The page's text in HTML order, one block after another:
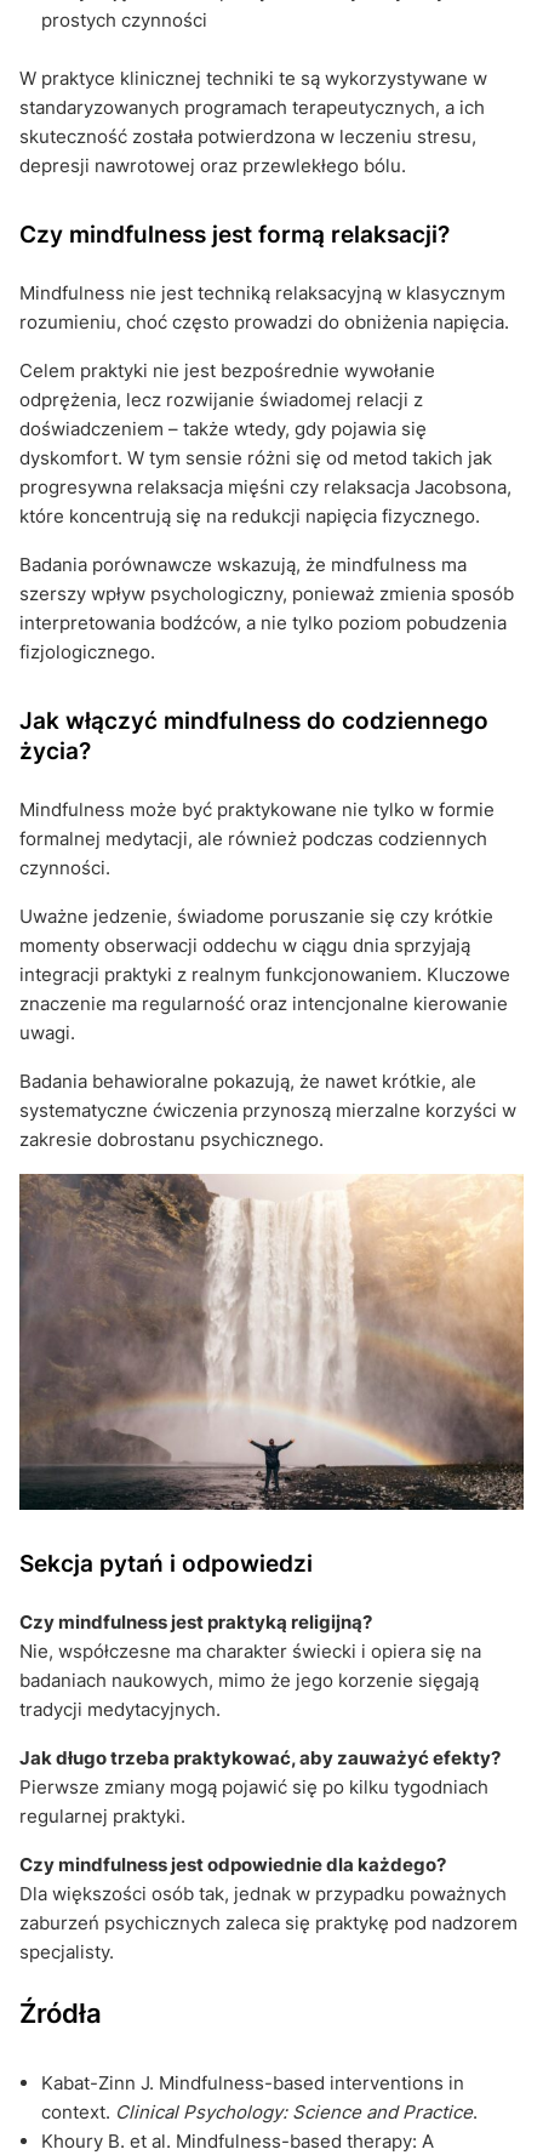
prostych czynności
W praktyce klinicznej techniki te są wykorzystywane w
standaryzowanych programach terapeutycznych, a ich
skuteczność została potwierdzona w leczeniu stresu,
depresji nawrotowej oraz przewlekłego bólu.
Czy mindfulness jest formą relaksacji?
Mindfulness nie jest techniką relaksacyjną w klasycznym
rozumieniu, choć często prowadzi do obniżenia napięcia.
Celem praktyki nie jest bezpośrednie wywołanie
odprężenia, lecz rozwijanie świadomej relacji z
doświadczeniem – także wtedy, gdy pojawia się
dyskomfort. W tym sensie różni się od metod takich jak
progresywna relaksacja mięśni czy relaksacja Jacobsona,
które koncentrują się na redukcji napięcia fizycznego.
Badania porównawcze wskazują, że mindfulness ma
szerszy wpływ psychologiczny, ponieważ zmienia sposób
interpretowania bodźców, a nie tylko poziom pobudzenia
fizjologicznego.
Jak włączyć mindfulness do codziennego
życia?
Mindfulness może być praktykowane nie tylko w formie
formalnej medytacji, ale również podczas codziennych
czynności.
Uważne jedzenie, świadome poruszanie się czy krótkie
momenty obserwacji oddechu w ciągu dnia sprzyjają
integracji praktyki z realnym funkcjonowaniem. Kluczowe
znaczenie ma regularność oraz intencjonalne kierowanie
uwagi.
Badania behawioralne pokazują, że nawet krótkie, ale
systematyczne ćwiczenia przynoszą mierzalne korzyści w
zakresie dobrostanu psychicznego.
Sekcja pytań i odpowiedzi
Czy mindfulness jest praktyką religijną?
Nie, współczesne ma charakter świecki i opiera się na
badaniach naukowych, mimo że jego korzenie sięgają
tradycji medytacyjnych.
Jak długo trzeba praktykować, aby zauważyć efekty?
Pierwsze zmiany mogą pojawić się po kilku tygodniach
regularnej praktyki.
Czy mindfulness jest odpowiednie dla każdego?
Dla większości osób tak, jednak w przypadku poważnych
zaburzeń psychicznych zaleca się praktykę pod nadzorem
specjalisty.
Źródła
Kabat-Zinn J. Mindfulness-based interventions in
context. Clinical Psychology: Science and Practice.
Khoury B. et al. Mindfulness-based therapy: A